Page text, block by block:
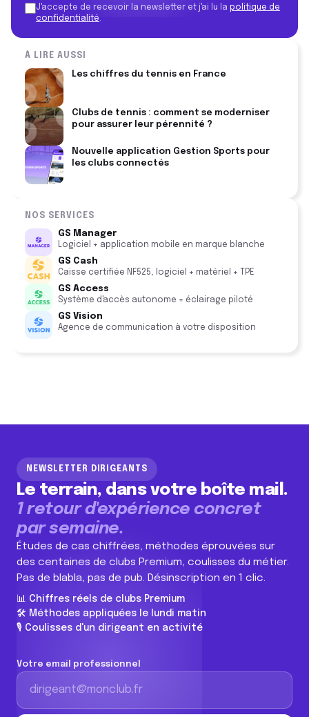
J'accepte de recevoir la newsletter et j'ai lu la politique de
confidentialité.
À LIRE AUSSI
Les chiffres du tennis en France
Clubs de tennis : comment se moderniser
pour assurer leur pérennité ?
Nouvelle application Gestion Sports pour
les clubs connectés
NOS SERVICES
GS Manager
Logiciel + application mobile en marque blanche
GS Cash
Caisse certifiée NF525, logiciel + matériel + TPE
GS Access
Système d'accès autonome + éclairage piloté
GS Vision
Agence de communication à votre disposition
NEWSLETTER DIRIGEANTS
Le terrain, dans votre boîte mail.
1 retour d'expérience concret
par semaine.
Études de cas chiffrées, méthodes éprouvées sur
des centaines de clubs Premium, coulisses du métier.
Pas de blabla, pas de pub. Désinscription en 1 clic.
📊 Chiffres réels de clubs Premium
🛠️ Méthodes appliquées le lundi matin
🎙️ Coulisses d'un dirigeant en activité
Votre email professionnel